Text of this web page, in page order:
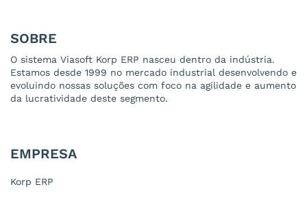
SOBRE
O sistema Viasoft Korp ERP nasceu dentro da indústria.
Estamos desde 1999 no mercado industrial desenvolvendo e
evoluindo nossas soluções com foco na agilidade e aumento
da lucratividade deste segmento.
EMPRESA
Korp ERP